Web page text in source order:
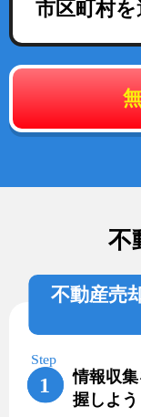
市区町村を
不
不動産売
情報収
握しよう